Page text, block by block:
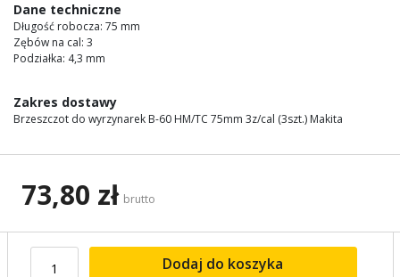
Dane techniczne
Długość robocza: 75 mm
Zębów na cal: 3
Podziałka: 4,3 mm
Zakres dostawy
Brzeszczot do wyrzynarek B-60 HM/TC 75mm 3z/cal (3szt.) Makita
73,80 zł brutto
Dodaj do koszyka